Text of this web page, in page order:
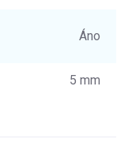
Áno
5 mm